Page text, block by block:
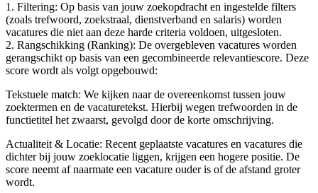
1. Filtering: Op basis van jouw zoekopdracht en ingestelde filters
(zoals trefwoord, zoekstraal, dienstverband en salaris) worden
vacatures die niet aan deze harde criteria voldoen, uitgesloten.
2. Rangschikking (Ranking): De overgebleven vacatures worden
gerangschikt op basis van een gecombineerde relevantiescore. Deze
score wordt als volgt opgebouwd:
Tekstuele match: We kijken naar de overeenkomst tussen jouw
zoektermen en de vacaturetekst. Hierbij wegen trefwoorden in de
functietitel het zwaarst, gevolgd door de korte omschrijving.
Actualiteit & Locatie: Recent geplaatste vacatures en vacatures die
dichter bij jouw zoeklocatie liggen, krijgen een hogere positie. De
score neemt af naarmate een vacature ouder is of de afstand groter
wordt.